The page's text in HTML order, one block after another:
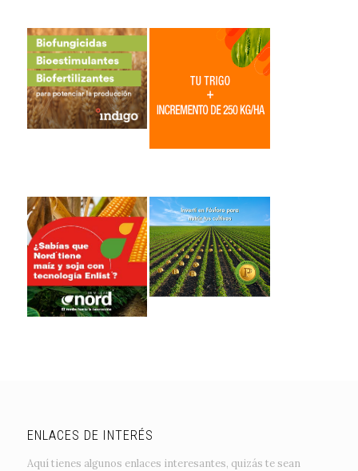
ENLACES DE INTERÉS
Aquí tienes algunos enlaces interesantes, quizás te sean